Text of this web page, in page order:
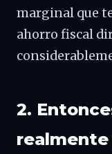
marginal que
ahorro fiscal
2.